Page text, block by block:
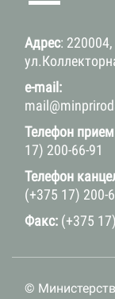
Адрес:
e-mail:
Телефон
17) 200-66-91
Телефон
(+375 17) 200-
Факс: (+375
©